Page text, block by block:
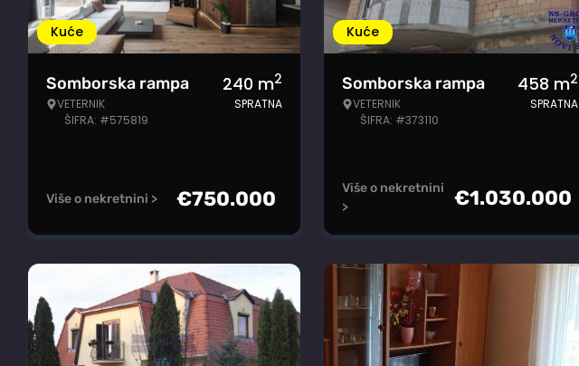
Kuće
Somborska rampa
VETERNIK
ŠIFRA: #575819
240 m2
SPRATNA
Više o nekretnini > €750.000
Kuće
Somborska rampa
VETERNIK
ŠIFRA: #373110
458 m2
SPRATNA
Više o nekretnini
>
€1.030.000